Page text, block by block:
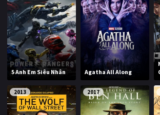
5 Anh Em Siêu Nhân Agatha All Along
2013 2017